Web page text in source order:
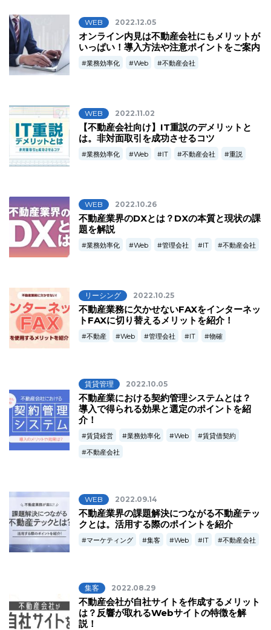
WEB 2022.12.05
オンライン内見は不動産会社にもメリットが
いっぱい！導入方法や注意ポイントをご案内
業務効率化 Web 不動産会社
WEB 2022.11.02
【不動産会社向け】IT重説のデメリットと
は。非対面取引を成功させるコツ
業務効率化 Web IT 不動産会社 重説
WEB 2022.10.26
不動産業界のDXとは？DXの本質と現状の課
題を解説
業務効率化 Web 管理会社 IT 不動産会社
リーシング 2022.10.25
不動産業務に欠かせないFAXをインターネッ
トFAXに切り替えるメリットを紹介！
不動産 Web 管理会社 IT 物確
賃貸管理 2022.10.05
不動産業における契約管理システムとは？
導入で得られる効果と選定のポイントを紹
介！
賃貸経営 業務効率化 Web
賃貸借契約
不動産会社
WEB 2022.09.14
不動産業界の課題解決につながる不動産テッ
クとは。活用する際のポイントを紹介
マーケティング 集客 Web IT 不動産会社
集客 2022.08.29
不動産会社が自社サイトを作成するメリット
は？反響が取れるWebサイトの特徴を解
説！